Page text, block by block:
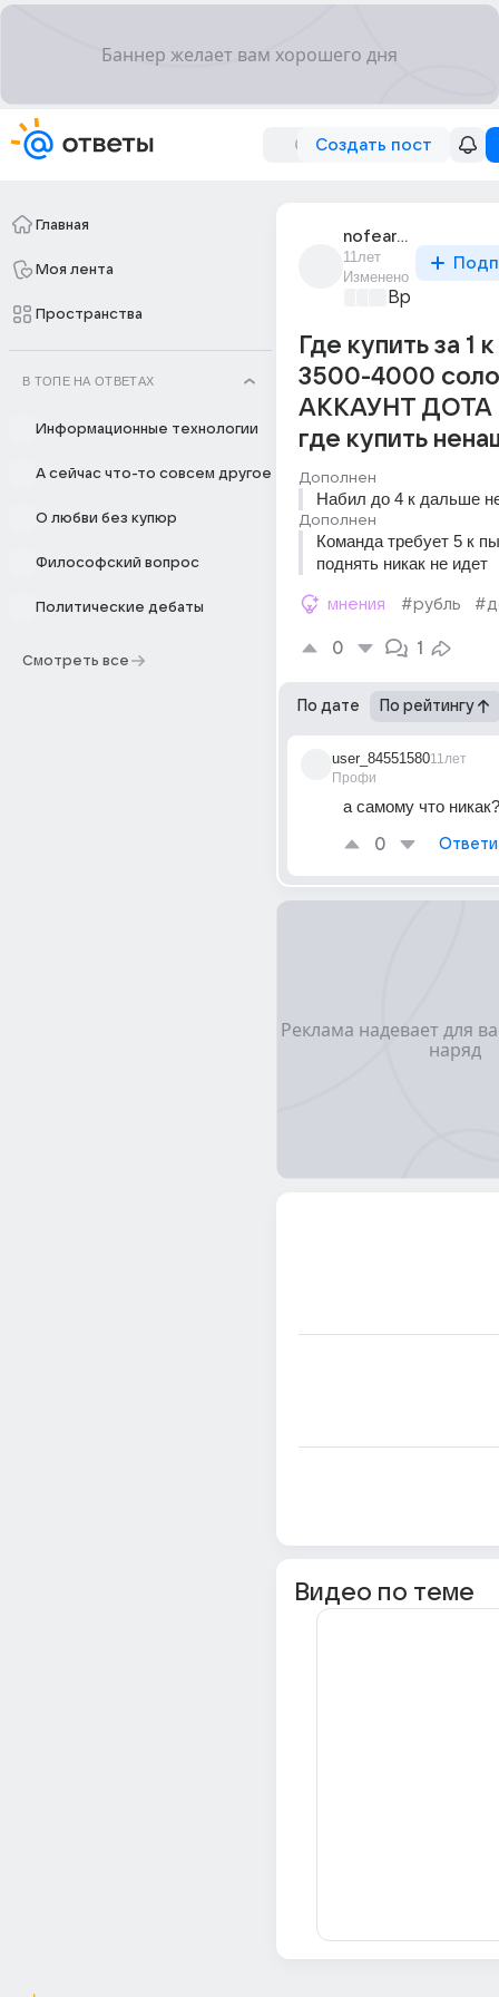
Создать пост
Главная
Моя лента
Пространства
В ТОПЕ НА ОТВЕТАХ
Информационные технологии
А сейчас что-то совсем другое
О любви без купюр
Философский вопрос
Политические дебаты
Смотреть все
nofear_40
11лет
Изменено
Время игр
Где купить за 1
3500-4000
АККАУНТ ДОТА
где купить
Дополнен
Набил до 4 к дальше
Дополнен
Команда требует 5 к
поднять никак не идет
мнения #рубль
0 1
По дате По рейтингу
user_84551580
Профи
11лет
а самому что
0
Видео по теме